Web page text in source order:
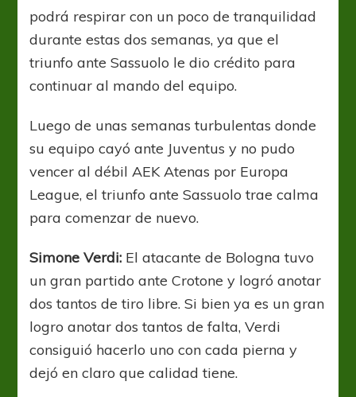
podrá respirar con un poco de tranquilidad
durante estas dos semanas, ya que el
triunfo ante Sassuolo le dio crédito para
continuar al mando del equipo.
Luego de unas semanas turbulentas donde
su equipo cayó ante Juventus y no pudo
vencer al débil AEK Atenas por Europa
League, el triunfo ante Sassuolo trae calma
para comenzar de nuevo.
Simone Verdi: El atacante de Bologna tuvo
un gran partido ante Crotone y logró anotar
dos tantos de tiro libre. Si bien ya es un gran
logro anotar dos tantos de falta, Verdi
consiguió hacerlo uno con cada pierna y
dejó en claro que calidad tiene.